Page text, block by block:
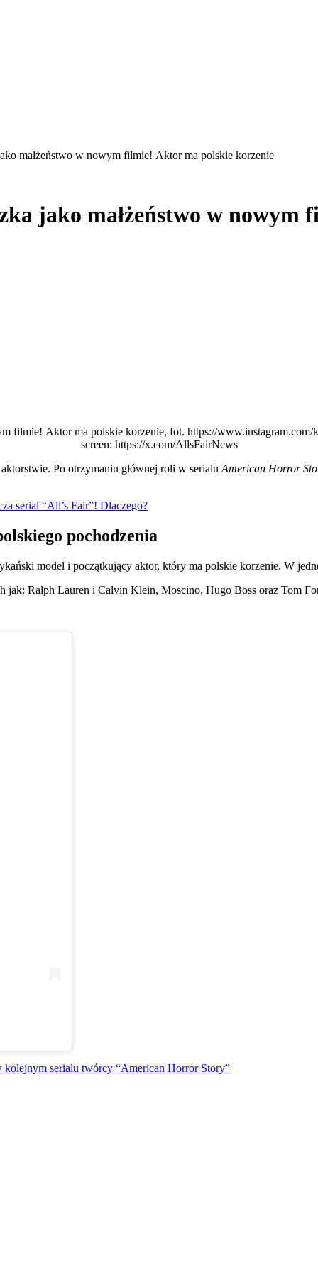
małżeństwo w nowym filmie! Aktor ma polskie korzenie
jako małżeństwo w nowym
filmie! Aktor ma polskie korzenie, fot. https://www.instagram.com/
screen: https://x.com/AllsFairNews
Po otrzymaniu głównej roli w serialu American Horror
serial “All’s Fair”! Dlaczego?
pochodzenia
model i początkujący aktor, który ma polskie korzenie. W
jak: Ralph Lauren i Calvin Klein, Moscino, Hugo Boss oraz Tom
serialu twórcy “American Horror Story”